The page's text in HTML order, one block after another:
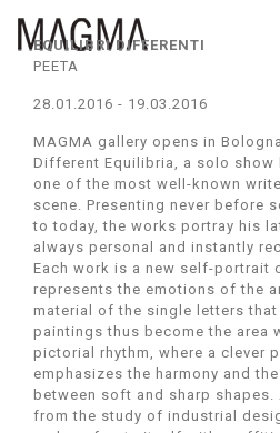
EQUILIBRI DIFFERENTI
PEETA
28.01.2016 - 19.03.2016
MAGMA gallery opens in
Different Equilibria, a solo show
one of the most well-known
scene. Presenting never before
to today, the works portray his
always personal and instantly
Each work is a new self-portrait
represents the emotions of the
material of the single letters that
paintings thus become the area
pictorial rhythm, where a clever
emphasizes the harmony and
between soft and sharp shapes.
from the study of industrial